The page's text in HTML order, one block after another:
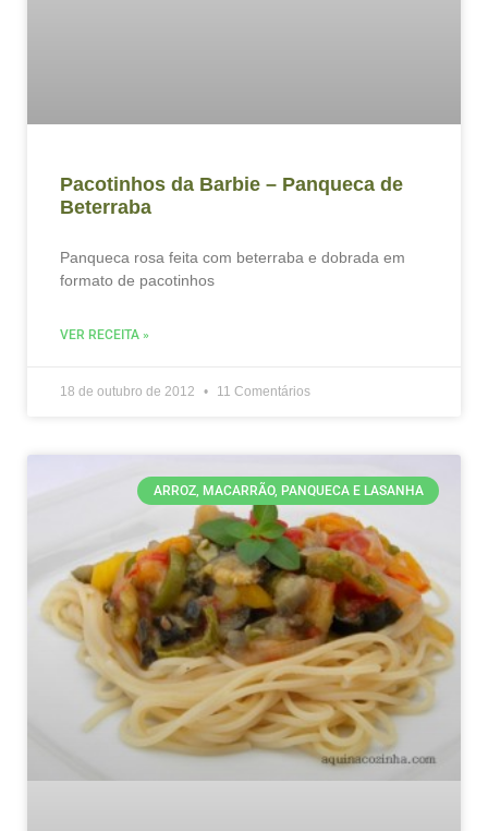
Pacotinhos da Barbie – Panqueca de
Beterraba
Panqueca rosa feita com beterraba e dobrada em
formato de pacotinhos
VER RECEITA »
18 de outubro de 2012 11 Comentários
ARROZ, MACARRÃO, PANQUECA E LASANHA